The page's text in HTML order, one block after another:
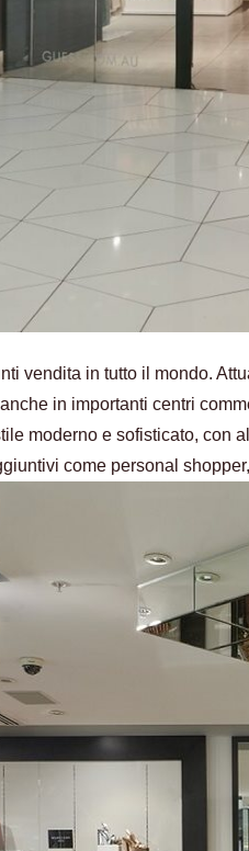
vendita in tutto il mondo.
in importanti centri
moderno e sofisticato,
come personal